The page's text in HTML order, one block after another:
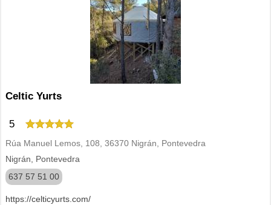
Celtic Yurts
5
Rúa Manuel Lemos, 108, 36370 Nigrán, Pontevedra
Nigrán, Pontevedra
637 57 51 00
https://celticyurts.com/